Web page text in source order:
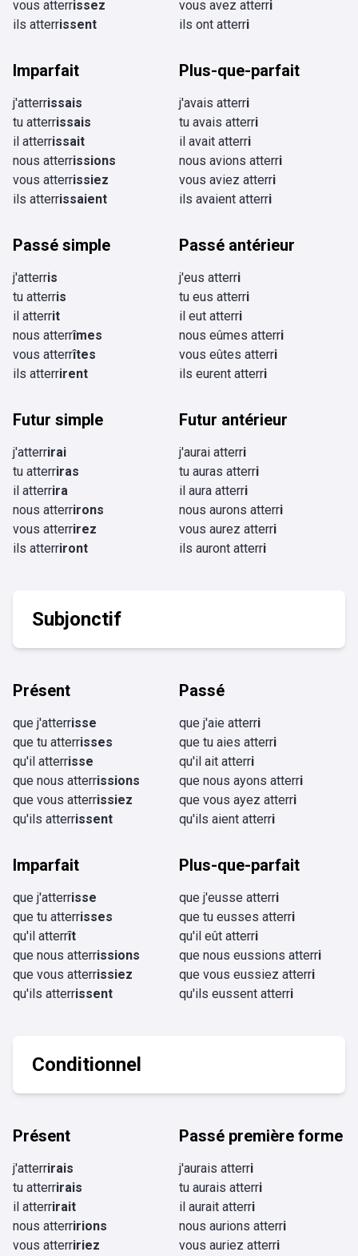
vous atterrissez
ils atterrissent
vous avez atterri
ils ont atterri
Imparfait
j'atterrissais
tu atterrissais
il atterrissait
nous atterrissions
vous atterrissiez
ils atterrissaient
Plus-que-parfait
j'avais atterri
tu avais atterri
il avait atterri
nous avions atterri
vous aviez atterri
ils avaient atterri
Passé simple
j'atterris
tu atterris
il atterrit
nous atterrîmes
vous atterrîtes
ils atterrirent
Passé antérieur
j'eus atterri
tu eus atterri
il eut atterri
nous eûmes atterri
vous eûtes atterri
ils eurent atterri
Futur simple
j'atterrirai
tu atterriras
il atterrira
nous atterrirons
vous atterrirez
ils atterriront
Futur antérieur
j'aurai atterri
tu auras atterri
il aura atterri
nous aurons atterri
vous aurez atterri
ils auront atterri
Subjonctif
Présent
que j'atterrisse
que tu atterrisses
qu'il atterrisse
que nous atterrissions
que vous atterrissiez
qu'ils atterrissent
Passé
que j'aie atterri
que tu aies atterri
qu'il ait atterri
que nous ayons atterri
que vous ayez atterri
qu'ils aient atterri
Imparfait
que j'atterrisse
que tu atterrisses
qu'il atterrît
que nous atterrissions
que vous atterrissiez
qu'ils atterrissent
Plus-que-parfait
que j'eusse atterri
que tu eusses atterri
qu'il eût atterri
que nous eussions atterri
que vous eussiez atterri
qu'ils eussent atterri
Conditionnel
Présent
j'atterrirais
tu atterrirais
il atterrirait
nous atterririons
vous atterririez
Passé première forme
j'aurais atterri
tu aurais atterri
il aurait atterri
nous aurions atterri
vous auriez atterri